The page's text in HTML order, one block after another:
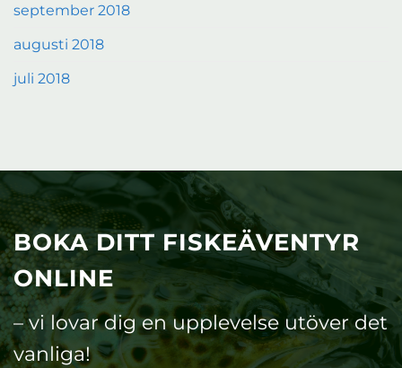
september 2018
augusti 2018
juli 2018
BOKA DITT FISKEÄVENTYR
ONLINE
– vi lovar dig en upplevelse utöver det
vanliga!